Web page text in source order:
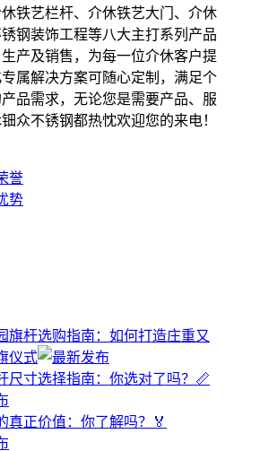
铁艺栏杆、介休铁艺大门、介休
钢装饰工程等八大主打系列产品
产及销售，为每一位介休客户提
属解决方案可随心定制，满足个
品需求，无论您是需要产品、服
众不锈钢都热忱欢迎您的来电！
誉
势
旗杆选购指南：如何打造庄重又
仪式
尺寸选择指南：你选对了吗？📏
真正价值：你了解吗？🏅